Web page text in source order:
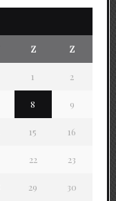
Z Z
1 2
8 9
15 16
22 23
29 30